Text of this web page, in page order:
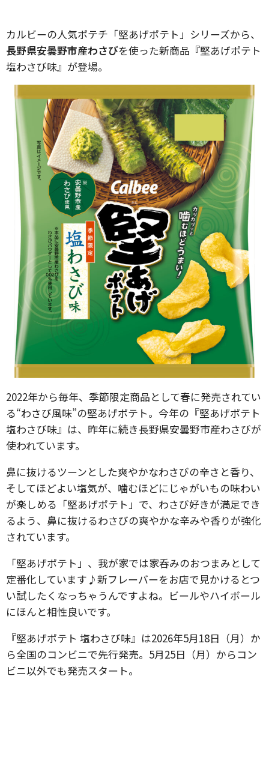
カルビーの人気ポテチ「堅あげポテト」シリーズから、
長野県安曇野市産わさびを使った新商品『堅あげポテト
塩わさび味』が登場。
2022年から毎年、季節限定商品として春に発売されてい
る“わさび風味”の堅あげポテト。今年の『堅あげポテト
塩わさび味』は、昨年に続き長野県安曇野市産わさびが
使われています。
鼻に抜けるツーンとした爽やかなわさびの辛さと香り、
そしてほどよい塩気が、噛むほどにじゃがいもの味わい
が楽しめる「堅あげポテト」で、わさび好きが満足でき
るよう、鼻に抜けるわさびの爽やかな辛みや香りが強化
されています。
「堅あげポテト」、我が家では家呑みのおつまみとして
定番化しています♪新フレーバーをお店で見かけるとつ
い試したくなっちゃうんですよね。ビールやハイボール
にほんと相性良いです。
『堅あげポテト 塩わさび味』は2026年5月18日（月）か
ら全国のコンビニで先行発売。5月25日（月）からコン
ビニ以外でも発売スタート。